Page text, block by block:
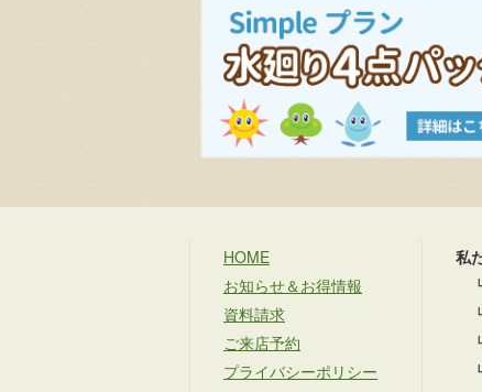
HOME
お知らせ＆お得情報
資料請求
ご来店予約
プライバシーポリシー
私